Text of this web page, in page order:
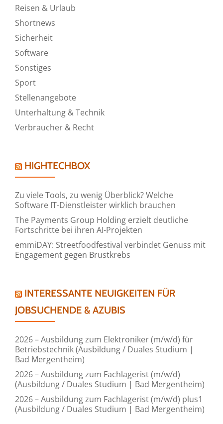
Reisen & Urlaub
Shortnews
Sicherheit
Software
Sonstiges
Sport
Stellenangebote
Unterhaltung & Technik
Verbraucher & Recht
HIGHTECHBOX
Zu viele Tools, zu wenig Überblick? Welche
Software IT-Dienstleister wirklich brauchen
The Payments Group Holding erzielt deutliche
Fortschritte bei ihren AI-Projekten
emmiDAY: Streetfoodfestival verbindet Genuss mit
Engagement gegen Brustkrebs
INTERESSANTE NEUIGKEITEN FÜR
JOBSUCHENDE & AZUBIS
2026 – Ausbildung zum Elektroniker (m/w/d) für
Betriebstechnik (Ausbildung / Duales Studium |
Bad Mergentheim)
2026 – Ausbildung zum Fachlagerist (m/w/d)
(Ausbildung / Duales Studium | Bad Mergentheim)
2026 – Ausbildung zum Fachlagerist (m/w/d) plus1
(Ausbildung / Duales Studium | Bad Mergentheim)